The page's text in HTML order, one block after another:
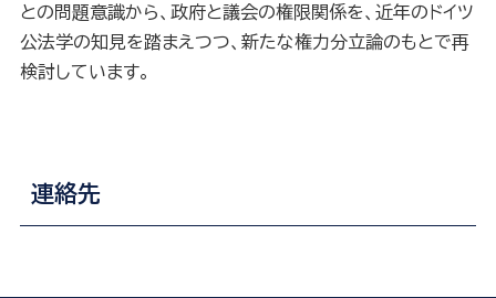
との問題意識から、政府と議会の権限関係を、近年のドイツ
公法学の知見を踏まえつつ、新たな権力分立論のもとで再
検討しています。
連絡先